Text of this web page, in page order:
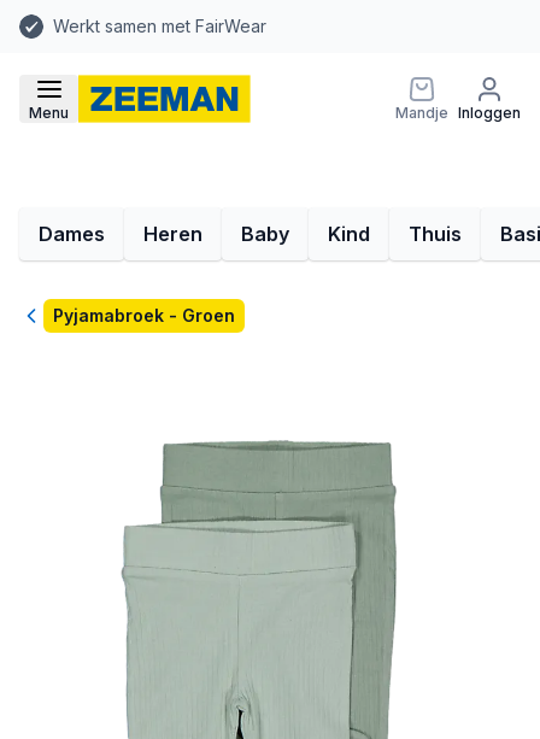
Werkt samen met FairWear
Menu Mandje Inloggen
Dames Heren Baby Kind Thuis
TerugPyjamabroek - Groen